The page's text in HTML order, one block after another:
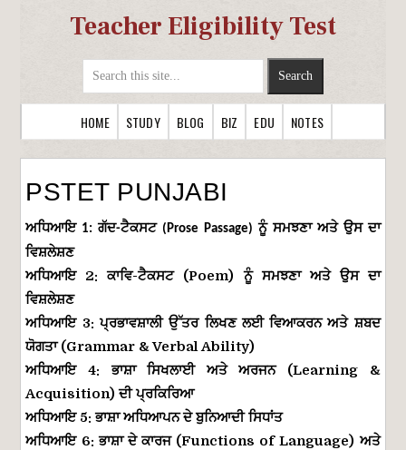
Teacher Eligibility Test
HOME STUDY BLOG BIZ EDU NOTES
PSTET PUNJABI
ਅਧਿਆਇ1:ਗੱਦ-ਟੈਕਸਟ(Prose Passage) ਨੂੰ ਸਮਝਣਾ ਅਤੇ ਉਸ ਦਾ
ਵਿਸ਼ਲੇਸ਼ਣ
ਅਧਿਆਇ2:ਕਾਵਿ-ਟੈਕਸਟ(Poem)ਨੂੰ ਸਮਝਣਾ ਅਤੇ ਉਸ ਦਾ
ਵਿਸ਼ਲੇਸ਼ਣ
ਅਧਿਆਇ3:ਪ੍ਰਭਾਵਸ਼ਾਲੀ ਉੱਤਰ ਲਿਖਣ ਲਈ ਵਿਆਕਰਨ ਅਤੇ ਸ਼ਬਦ
ਯੋਗਤਾ(Grammar & Verbal Ability)
ਅਧਿਆਇ4:ਭਾਸ਼ਾ ਸਿਖਲਾਈ ਅਤੇ ਅਰਜਨ(Learning &
Acquisition)ਦੀ ਪ੍ਰਕਿਰਿਆ
ਅਧਿਆਇ5:ਭਾਸ਼ਾ ਅਧਿਆਪਨ ਦੇ ਬੁਨਿਆਦੀ ਸਿਧਾਂਤ
ਅਧਿਆਇ6:ਭਾਸ਼ਾ ਦੇ ਕਾਰਜ(Functions of Language)ਅਤੇ